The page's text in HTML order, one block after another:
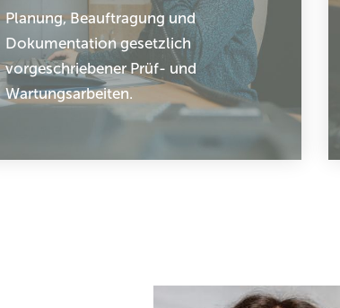
Planung, Beauftragung und
Dokumentation gesetzlich
vorgeschriebener Prüf- und
Wartungsarbeiten.